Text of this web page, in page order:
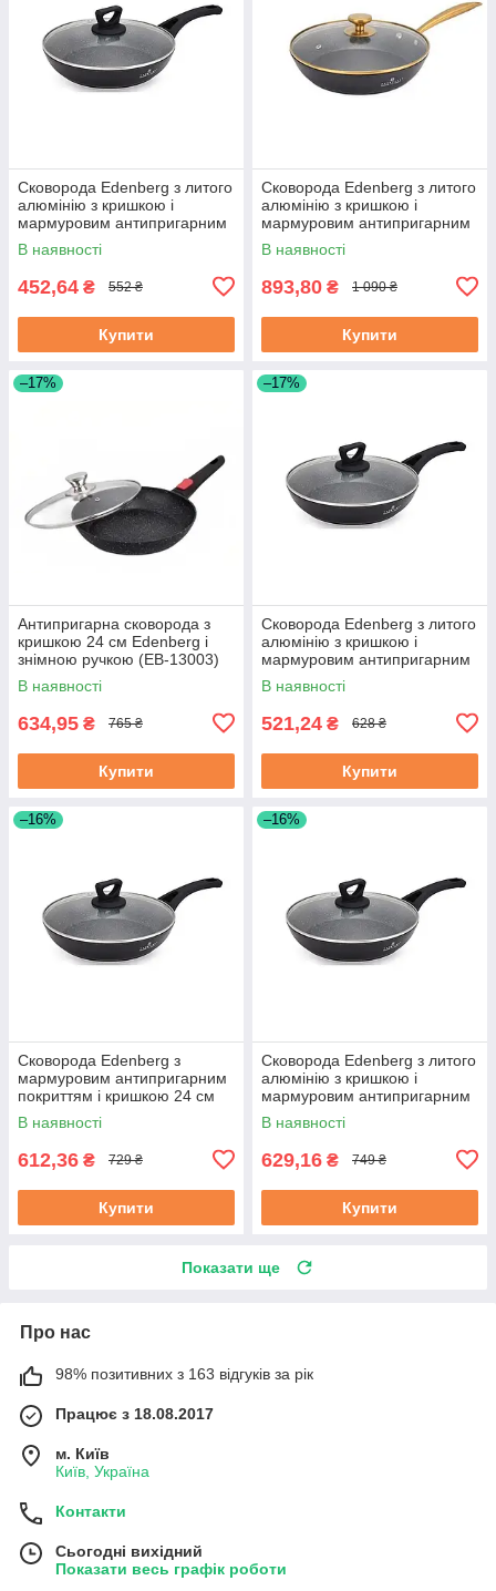
Сковорода Edenberg з литого
алюмінію з кришкою і
мармуровим антипригарним
покриттям 18 см (EB-7451)
В наявності
452,64 ₴ 552 ₴
Купити
Сковорода Edenberg з литого
алюмінію з кришкою і
мармуровим антипригарним
покриттям 28 см (EB-3420)
В наявності
893,80 ₴ 1 090 ₴
Купити
–17%
Антипригарна сковорода з
кришкою 24 см Edenberg і
знімною ручкою (EB-13003)
В наявності
634,95 ₴ 765 ₴
Купити
–17%
Сковорода Edenberg з литого
алюмінію з кришкою і
мармуровим антипригарним
покриттям 22 см (EB-7453)
В наявності
521,24 ₴ 628 ₴
Купити
–16%
Сковорода Edenberg з
мармуровим антипригарним
покриттям і кришкою 24 см
(EB-7454)
В наявності
612,36 ₴ 729 ₴
Купити
–16%
Сковорода Edenberg з литого
алюмінію з кришкою і
мармуровим антипригарним
покриттям 26 см (EB-7455)
В наявності
629,16 ₴ 749 ₴
Купити
Показати ще
Про нас
98% позитивних з 163 відгуків за рік
Працює з 18.08.2017
м. Київ
Київ, Україна
Контакти
Сьогодні вихідний
Показати весь графік роботи